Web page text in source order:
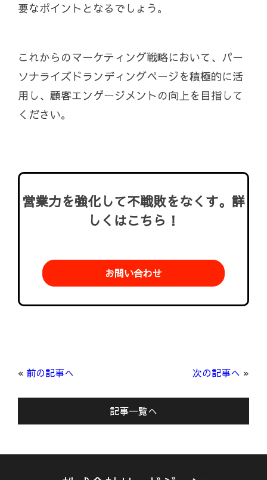
要なポイントとなるでしょう。
これからのマーケティング戦略において、パー
ソナライズドランディングページを積極的に活
用し、顧客エンゲージメントの向上を目指して
ください。
営業力を強化して不戦敗をなくす。詳
しくはこちら！
お問い合わせ
« 前の記事へ 次の記事へ »
記事一覧へ